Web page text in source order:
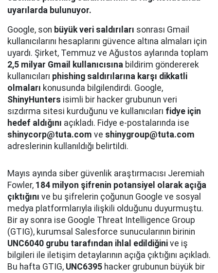
uyarılarda bulunuyor.
Google, son büyük veri saldırıları sonrası Gmail
kullanıcılarını hesaplarını güvence altına almaları için
uyardı. Şirket, Temmuz ve Ağustos aylarında toplam
2,5 milyar Gmail kullanıcısına bildirim göndererek
kullanıcıları phishing saldırılarına karşı dikkatli
olmaları konusunda bilgilendirdi. Google,
ShinyHunters isimli bir hacker grubunun veri
sızdırma sitesi kurduğunu ve kullanıcıları fidye için
hedef aldığını açıkladı. Fidye e-postalarında ise
shinycorp@tuta.com ve shinygroup@tuta.com
adreslerinin kullanıldığı belirtildi.
Mayıs ayında siber güvenlik araştırmacısı Jeremiah
Fowler, 184 milyon şifrenin potansiyel olarak açığa
çıktığını ve bu şifrelerin çoğunun Google ve sosyal
medya platformlarıyla ilişkili olduğunu duyurmuştu.
Bir ay sonra ise Google Threat Intelligence Group
(GTIG), kurumsal Salesforce sunucularının birinin
UNC6040 grubu tarafından ihlal edildiğini ve iş
bilgileri ile iletişim detaylarının açığa çıktığını açıkladı.
Bu hafta GTIG, UNC6395 hacker grubunun büyük bir